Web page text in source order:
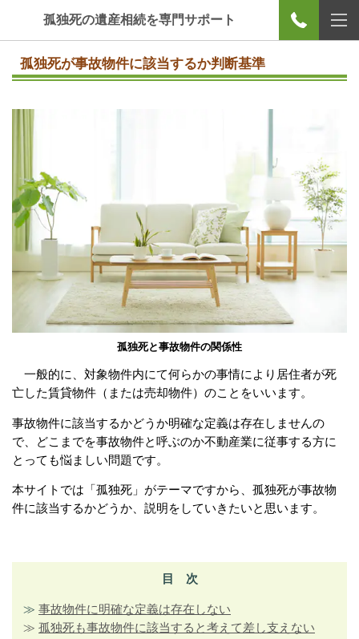
孤独死の遺産相続を専門サポート
孤独死が事故物件に該当するか判断基準
孤独死と事故物件の関係性
一般的に、対象物件内にて何らかの事情により居住者が死
亡した賃貸物件（または売却物件）のことをいいます。
事故物件に該当するかどうか明確な定義は存在しませんの
で、どこまでを事故物件と呼ぶのか不動産業に従事する方に
とっても悩ましい問題です。
本サイトでは「孤独死」がテーマですから、孤独死が事故物
件に該当するかどうか、説明をしていきたいと思います。
目 次
≫ 事故物件に明確な定義は存在しない
≫ 孤独死も事故物件に該当すると考えて差し支えない